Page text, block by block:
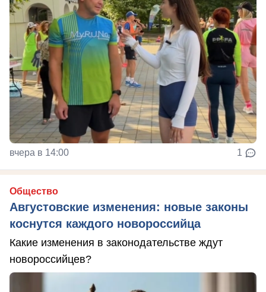
вчера в 14:00 1
Общество
Августовские изменения: новые законы
коснутся каждого новороссийца
Какие изменения в законодательстве ждут
новороссийцев?